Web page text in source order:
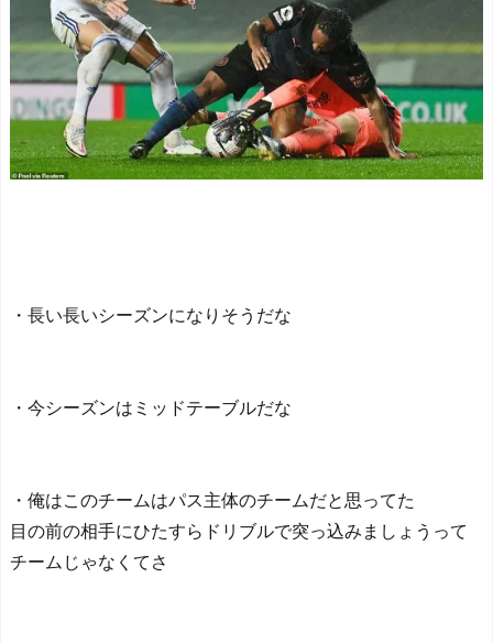
・長い長いシーズンになりそうだな
・今シーズンはミッドテーブルだな
・俺はこのチームはパス主体のチームだと思ってた
目の前の相手にひたすらドリブルで突っ込みましょうって
チームじゃなくてさ